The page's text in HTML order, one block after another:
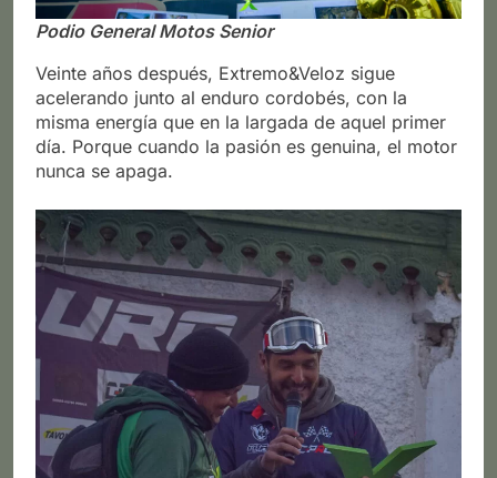
Podio General Motos Senior
Veinte años después, Extremo&Veloz sigue
acelerando junto al enduro cordobés, con la
misma energía que en la largada de aquel primer
día. Porque cuando la pasión es genuina, el motor
nunca se apaga.